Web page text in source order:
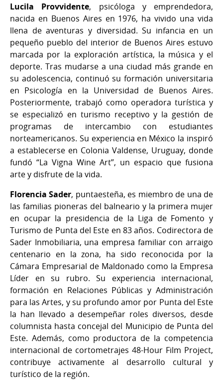
Lucila Provvidente, psicóloga y emprendedora,
nacida en Buenos Aires en 1976, ha vivido una vida
llena de aventuras y diversidad. Su infancia en un
pequeño pueblo del interior de Buenos Aires estuvo
marcada por la exploración artística, la música y el
deporte. Tras mudarse a una ciudad más grande en
su adolescencia, continuó su formación universitaria
en Psicología en la Universidad de Buenos Aires.
Posteriormente, trabajó como operadora turística y
se especializó en turismo receptivo y la gestión de
programas de intercambio con estudiantes
norteamericanos. Su experiencia en México la inspiró
a establecerse en Colonia Valdense, Uruguay, donde
fundó “La Vigna Wine Art”, un espacio que fusiona
arte y disfrute de la vida.
Florencia Sader, puntaesteña, es miembro de una de
las familias pioneras del balneario y la primera mujer
en ocupar la presidencia de la Liga de Fomento y
Turismo de Punta del Este en 83 años. Codirectora de
Sader Inmobiliaria, una empresa familiar con arraigo
centenario en la zona, ha sido reconocida por la
Cámara Empresarial de Maldonado como la Empresa
Líder en su rubro. Su experiencia internacional,
formación en Relaciones Públicas y Administración
para las Artes, y su profundo amor por Punta del Este
la han llevado a desempeñar roles diversos, desde
columnista hasta concejal del Municipio de Punta del
Este. Además, como productora de la competencia
internacional de cortometrajes 48-Hour Film Project,
contribuye activamente al desarrollo cultural y
turístico de la región.